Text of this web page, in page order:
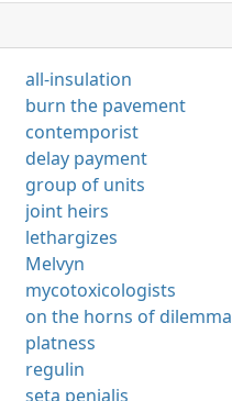
all-insulation
burn the pavement
contemporist
delay payment
group of units
joint heirs
lethargizes
Melvyn
mycotoxicologists
on the horns of dilemma
platness
regulin
seta penialis